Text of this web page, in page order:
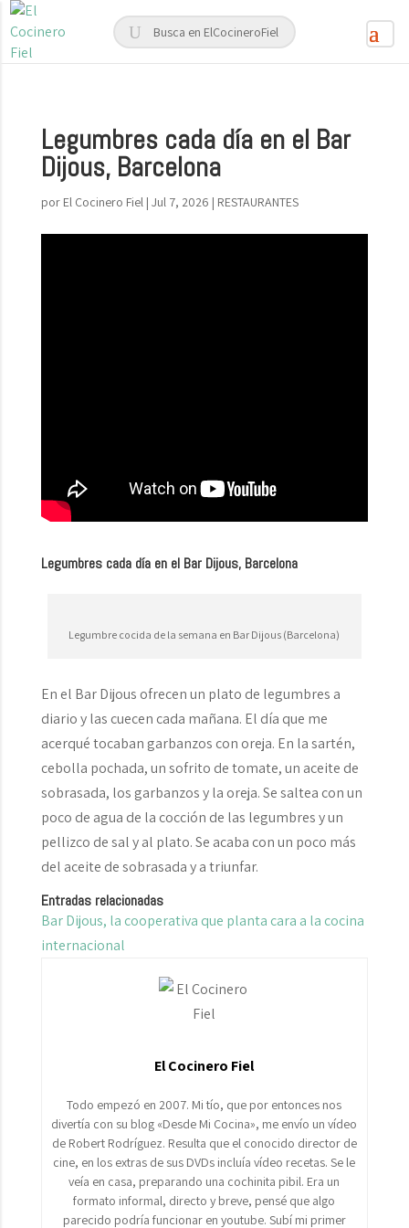
Legumbres cada día en el Bar
Dijous, Barcelona
por El Cocinero Fiel| Jul 7, 2026 | RESTAURANTES
Legumbres cada día en el Bar Dijous, Barcelona
Legumbre cocida de la semana en Bar Dijous (Barcelona)
En el Bar Dijous ofrecen un plato de legumbres a
diario y las cuecen cada mañana. El día que me
acerqué tocaban garbanzos con oreja. En la sartén,
cebolla pochada, un sofrito de tomate, un aceite de
sobrasada, los garbanzos y la oreja. Se saltea con un
poco de agua de la cocción de las legumbres y un
pellizco de sal y al plato. Se acaba con un poco más
del aceite de sobrasada y a triunfar.
Entradas relacionadas
Bar Dijous, la cooperativa que planta cara a la cocina
internacional
El Cocinero Fiel
Todo empezó en 2007. Mi tío, que por entonces nos
divertía con su blog «Desde Mi Cocina», me envío un vídeo
de Robert Rodríguez. Resulta que el conocido director de
cine, en los extras de sus DVDs incluía vídeo recetas. Se le
veía en casa, preparando una cochinita pibil. Era un
formato informal, directo y breve, pensé que algo
parecido podría funcionar en youtube. Subí mi primer